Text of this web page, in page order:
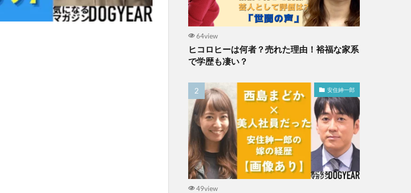
64view
ヒコロヒーは何者？売れた理由！裕福な家系
で学歴も凄い？
安住紳一郎
49view